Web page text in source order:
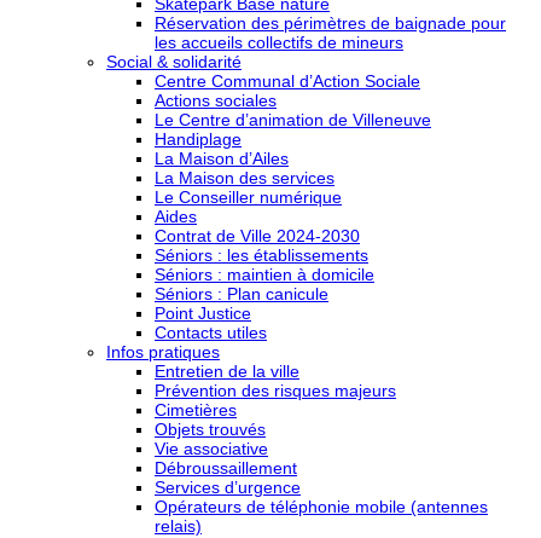
Réservation des périmètres de baignade pour
les accueils collectifs de mineurs
Social & solidarité
Centre Communal d’Action Sociale
Actions sociales
Le Centre d’animation de Villeneuve
Handiplage
La Maison d’Ailes
La Maison des services
Le Conseiller numérique
Aides
Contrat de Ville 2024-2030
Séniors : les établissements
Séniors : maintien à domicile
Séniors : Plan canicule
Point Justice
Contacts utiles
Infos pratiques
Entretien de la ville
Prévention des risques majeurs
Cimetières
Objets trouvés
Vie associative
Débroussaillement
Services d’urgence
Opérateurs de téléphonie mobile (antennes
relais)